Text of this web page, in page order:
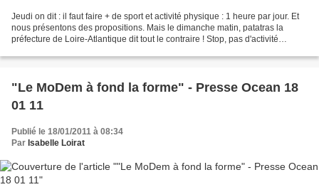
Jeudi on dit : il faut faire + de sport et activité physique : 1 heure par jour. Et
nous présentons des propositions. Mais le dimanche matin, patatras la
préfecture de Loire-Atlantique dit tout le contraire ! Stop, pas d'activité
"Le MoDem à fond la forme" - Presse Ocean 18
01 11
Publié le 18/01/2011 à 08:34
Par Isabelle Loirat